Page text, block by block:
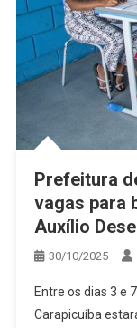
Prefeitura
vagas para
Auxílio
30/10/2025
Entre os dias 3 e
Carapicuíba